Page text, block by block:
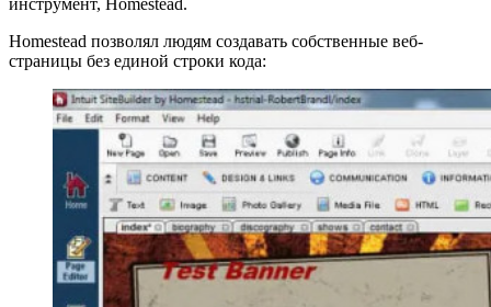
инструмент, Homestead.
Homestead позволял людям создавать собственные веб-
страницы без единой строки кода: